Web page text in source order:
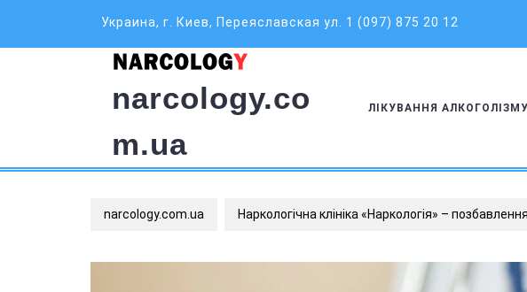
content
Украина, г. Киев, Переяславская ул. 1 (097) 875 20 12
narcology.co
m.ua
ЛІКУВАННЯ АЛКОГОЛІЗМУ
narcology.com.ua Наркологічна клініка «Наркологія» –